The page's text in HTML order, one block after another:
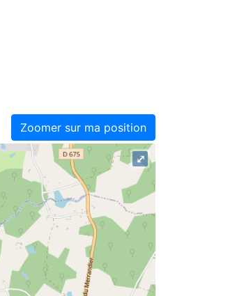
Zoomer sur ma position
⤢